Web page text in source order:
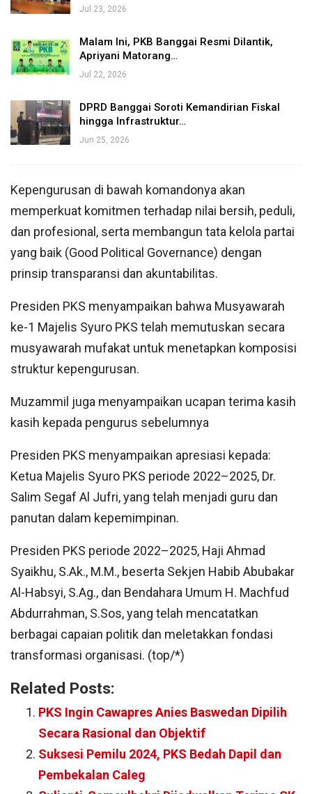
Jul 23, 2026
Malam Ini, PKB Banggai Resmi Dilantik,
Apriyani Matorang…
Jul 22, 2026
DPRD Banggai Soroti Kemandirian Fiskal
hingga Infrastruktur…
Jun 25, 2026
Kepengurusan di bawah komandonya akan
memperkuat komitmen terhadap nilai bersih, peduli,
dan profesional, serta membangun tata kelola partai
yang baik (Good Political Governance) dengan
prinsip transparansi dan akuntabilitas.
Presiden PKS menyampaikan bahwa Musyawarah
ke-1 Majelis Syuro PKS telah memutuskan secara
musyawarah mufakat untuk menetapkan komposisi
struktur kepengurusan.
Muzammil juga menyampaikan ucapan terima kasih
kasih kepada pengurus sebelumnya
Presiden PKS menyampaikan apresiasi kepada:
Ketua Majelis Syuro PKS periode 2022–2025, Dr.
Salim Segaf Al Jufri, yang telah menjadi guru dan
panutan dalam kepemimpinan.
Presiden PKS periode 2022–2025, Haji Ahmad
Syaikhu, S.Ak., M.M., beserta Sekjen Habib Abubakar
Al-Habsyi, S.Ag., dan Bendahara Umum H. Machfud
Abdurrahman, S.Sos, yang telah mencatatkan
berbagai capaian politik dan meletakkan fondasi
transformasi organisasi. (top/*)
Related Posts:
PKS Ingin Cawapres Anies Baswedan Dipilih
Secara Rasional dan Objektif
Suksesi Pemilu 2024, PKS Bedah Dapil dan
Pembekalan Caleg